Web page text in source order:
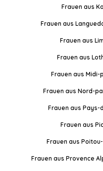
Frauen aus
Frauen aus
Frauen aus
Frauen aus
Frauen aus
Frauen aus Nord-
Frauen aus
Frauen aus
Frauen aus
Frauen aus Provence